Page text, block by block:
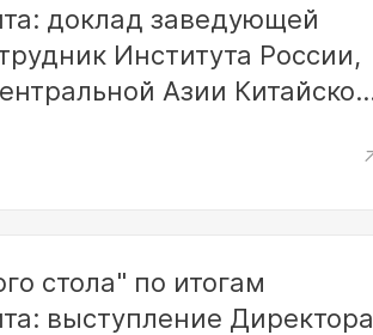
доклад заведующей
Института России,
Азии Китайской
стола" по итогам
выступление Директора